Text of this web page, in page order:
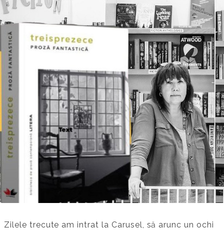
Zilele trecute am intrat la Carusel, să arunc un ochi